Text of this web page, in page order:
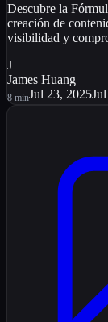
Descubre la
creación de
visibilidad y
J
James Huang
8 minJul 23, 2025